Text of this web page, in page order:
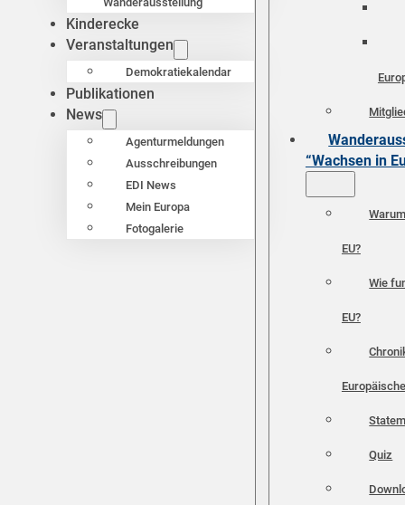
Kinderecke
Veranstaltungen
Demokratiekalendar
Publikationen
News
Agenturmeldungen
Ausschreibungen
EDI News
Mein Europa
Fotogalerie
“Wachsen in
EU?
Wie
EU?
Quiz